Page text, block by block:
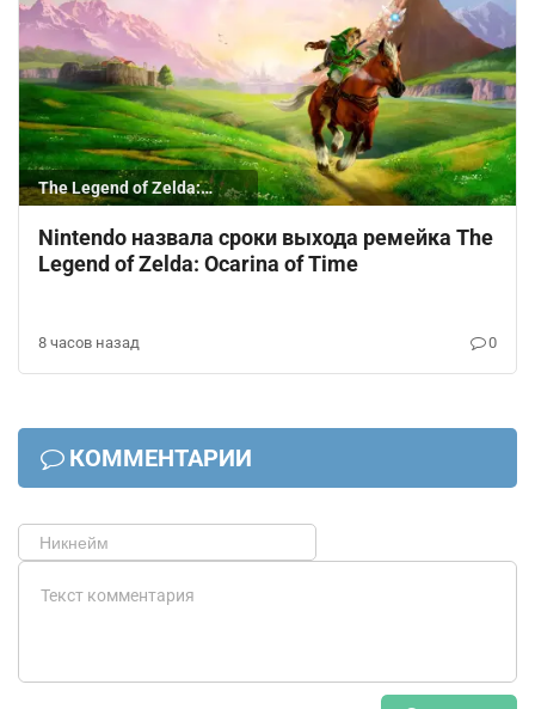
The Legend of Zelda:
Ocarina of Time
Nintendo назвала сроки выхода ремейка The
Legend of Zelda: Ocarina of Time
8 часов назад 0
КОММЕНТАРИИ